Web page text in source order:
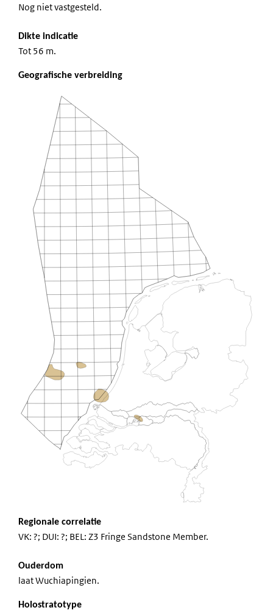
Nog niet vastgesteld.
Dikte indicatie
Tot 56 m.
Geografische verbreiding
Regionale correlatie
VK: ?; DUI: ?; BEL: Z3 Fringe Sandstone Member.
Ouderdom
laat Wuchiapingien.
Holostratotype